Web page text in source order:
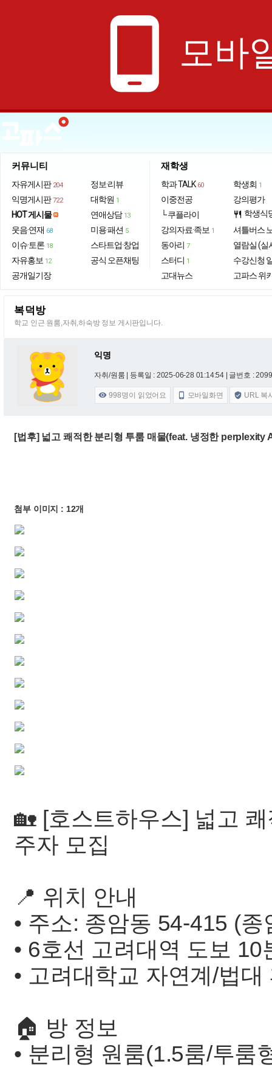
phone_android 모바
커뮤니티
자유게시판 204
익명게시판 722
HOT 게시물
웃음·연재 68
이슈·토론 18
자유홍보 12
공개일기장
정보·리뷰
대학원 1
연애상담 13
미용·패션 5
스타트업·창업
공식 오픈채팅
재학생
학과 TALK 60
이중전공
└ 쿠플라이
강의자료·족보 1
동아리 7
스터디 1
고대뉴스
학생회 1
강의평가
restaurant 학생식
셔틀버스
열람실 (실
수강신청
고파스 위
복덕방
학교 인근 원룸,자취,하숙방 정보 게시판입니다.
익명
자취/원룸 | 등록일 : 2025-06-28 01:14:54 | 글번호 :
 998명이 읽었어요  모바일화면  URL 복
[법후] 넓고 쾌적한 분리형 투룸 매물(feat. 냉정한 perplexity
첨부 이미지 : 12개
🏡 [호스트하우스] 넓고
주자 모집
📍 위치 안내
• 주소: 종암동 54-415 (
• 6호선 고려대역 도보 10
• 고려대학교 자연계/법
🏠 방 정보
• 분리형 원룸(1.5룸/투룸